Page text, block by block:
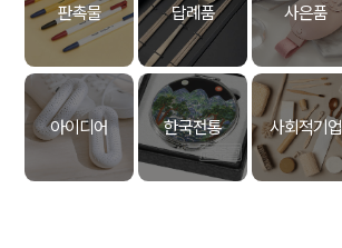
판촉물 답례품 사은품
아이디어 한국전통 사회적기업